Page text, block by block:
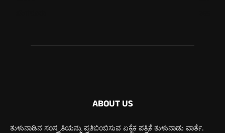
ABOUT US
ತುಳುನಾಡಿನ ಸಂಸ್ಕೃತಿಯನ್ನು ಪ್ರತಿಬಿಂಬಿಸುವ ಏಕೈಕ ಪತ್ರಿಕೆ ತುಳುನಾಡು ವಾರ್ತೆ.